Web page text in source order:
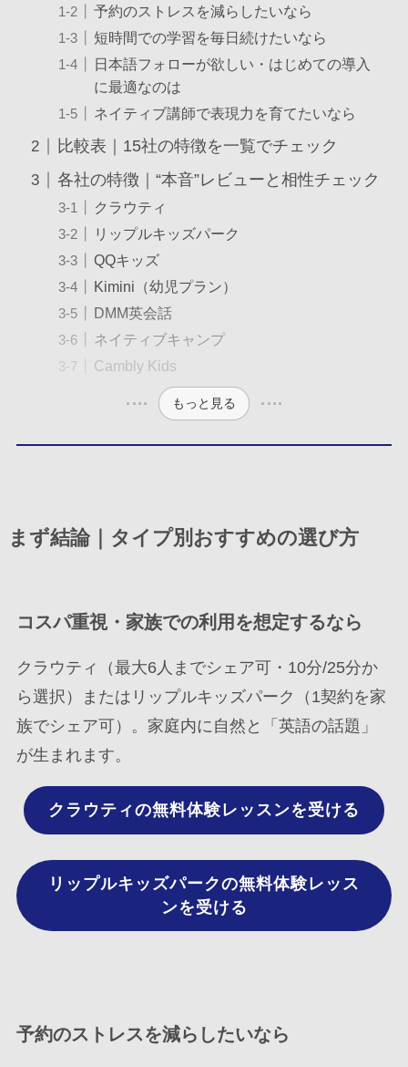
予約のストレスを減らしたいなら
短時間での学習を毎日続けたいなら
日本語フォローが欲しい・はじめての導入
に最適なのは
ネイティブ講師で表現力を育てたいなら
比較表｜15社の特徴を一覧でチェック
各社の特徴｜“本音”レビューと相性チェック
クラウティ
リップルキッズパーク
QQキッズ
Kimini（幼児プラン）
DMM英会話
ネイティブキャンプ
Cambly Kids
もっと見る
まず結論｜タイプ別おすすめの選び方
コスパ重視・家族での利用を想定するなら
クラウティ（最大6人までシェア可・10分/25分か
ら選択）またはリップルキッズパーク（1契約を家
族でシェア可）。家庭内に自然と「英語の話題」
が生まれます。
クラウティの無料体験レッスンを受ける
リップルキッズパークの無料体験レッス
ンを受ける
予約のストレスを減らしたいなら